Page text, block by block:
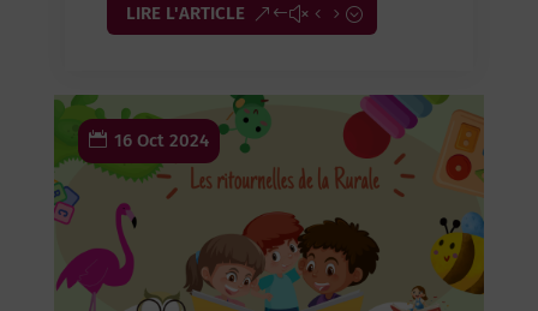
LIRE L'ARTICLE
16 Oct 2024